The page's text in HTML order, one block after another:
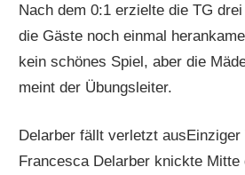
Nach dem 0:1 erzielte die TG
die Gäste noch einmal
kein schönes Spiel, aber die
meint der Übungsleiter.
Delarber fällt verletzt
Francesca Delarber knickte Mitte